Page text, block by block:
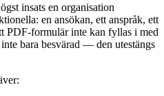
insats en organisation
en ansökan, ett anspråk, ett
PDF-formulär inte kan fyllas i med
bara besvärad — den utestängs